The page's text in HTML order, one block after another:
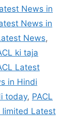
News in
News in
News,
ki taja
Latest
in Hindi
today, PACL
limited Latest